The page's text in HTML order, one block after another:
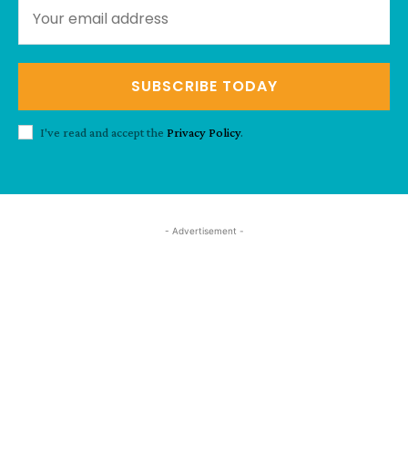
SUBSCRIBE TODAY
I've read and accept the Privacy Policy.
- Advertisement -